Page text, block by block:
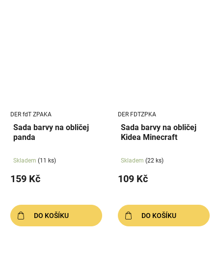
DER fdT ZPAKA
Sada barvy na obličej
panda
Skladem (11 ks)
159 Kč
DO KOŠÍKU
DER FDTZPKA
Sada barvy na obličej
Kidea Minecraft
Skladem (22 ks)
109 Kč
DO KOŠÍKU